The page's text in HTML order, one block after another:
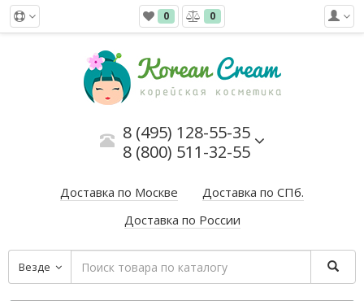
0 0
8 (495) 128-55-35
8 (800) 511-32-55
Доставка по Москве
Доставка по СПб.
Доставка по России
Везде